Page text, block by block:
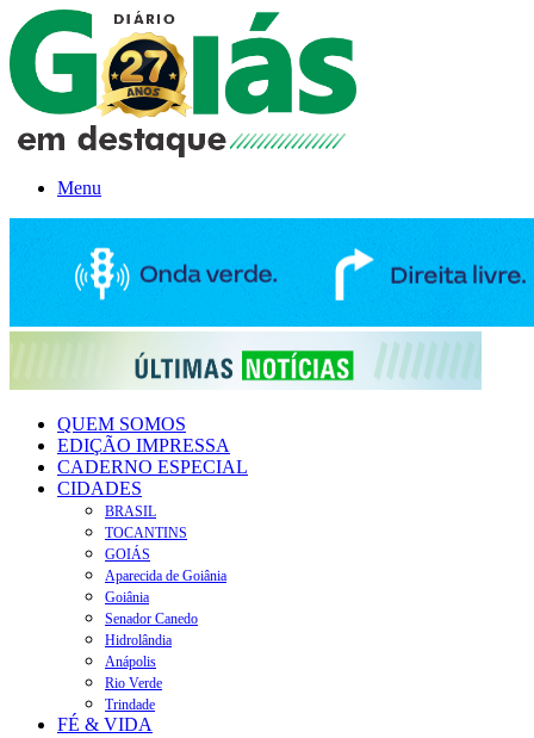
Menu
QUEM SOMOS
EDIÇÃO IMPRESSA
CADERNO ESPECIAL
CIDADES
BRASIL
TOCANTINS
GOIÁS
Aparecida de Goiânia
Goiânia
Senador Canedo
Hidrolândia
Anápolis
Rio Verde
Trindade
FÉ & VIDA